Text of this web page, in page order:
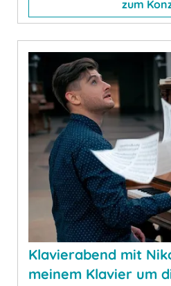
zum
Klavierabend mit
meinem Klavier um